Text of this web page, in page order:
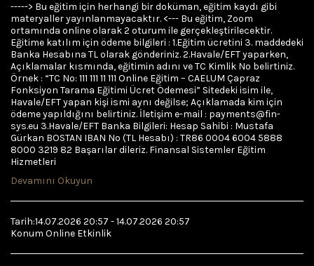
-----> Bu eğitim için herhangi bir doküman, eğitim kaydı gibi
materyaller yayınlanmayacaktır. <--- Bu eğitim, Zoom
ortamında online olarak 2 oturum ile gerçekleştirilecektir.
Eğitime katılım için ödeme bilgileri : 1.Eğitim ücretini 3. maddedeki
Banka Hesabına TL olarak gönderiniz. 2.Havale/EFT yaparken,
Açıklamalar kısmında, eğitimin adını ve TC Kimlik No belirtiniz.
Örnek : “TC No: 111 111 11 111 Online Eğitim – CAELUM Çapraz
Fonksiyon Tarama Eğitimi Ücret Ödemesi” Sitedeki isim ile,
Havale/EFT yapan kişi ismi aynı değilse; Açıklamada kim için
ödeme yapıldığını belirtiniz. İletişim e-mail : payments@fin-
sys.eu 3.Havale/EFT Banka Bilgileri: Hesap Sahibi : Mustafa
Gürkan BOSTAN IBAN No (TL Hesabı) : TR86 0004 6004 5888
8000 3219 82 Başarılar dileriz. Finansal Sistemler Eğitim
Hizmetleri
Devamını Okuyun
Tarih:14.07.2026 20:57 - 14.07.2026 20:57
Konum Online Etkinlik